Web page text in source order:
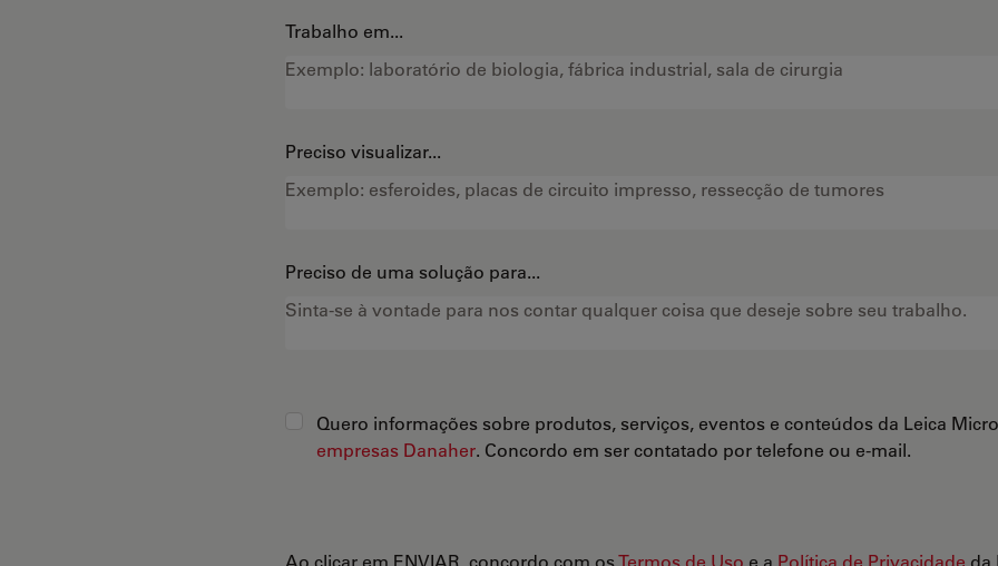
Trabalho em...
Preciso visualizar...
Preciso de uma solução para...
Quero informações sobre produtos, serviços, eventos e conteúdos da Leica
empresas Danaher. Concordo em ser contatado por telefone ou e-mail.
Ao clicar em ENVIAR, concordo com osTermos de Uso e a Política de Privacidade da